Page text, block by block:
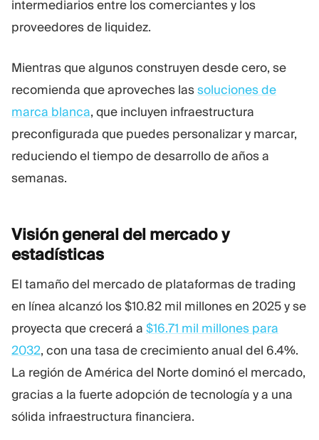
intermediarios entre los comerciantes y los
proveedores de liquidez.
Mientras que algunos construyen desde cero, se
recomienda que aproveches lassoluciones de
marca blanca, que incluyen infraestructura
preconfigurada que puedes personalizar y marcar,
reduciendo el tiempo de desarrollo de años a
semanas.
Visión general del mercado y
estadísticas
El tamaño del mercado de plataformas de trading
en línea alcanzó los $10.82 mil millones en 2025 y se
proyecta que crecerá a $16.71 mil millones para
2032, con una tasa de crecimiento anual del 6.4%.
La región de América del Norte dominó el mercado,
gracias a la fuerte adopción de tecnología y a una
sólida infraestructura financiera.